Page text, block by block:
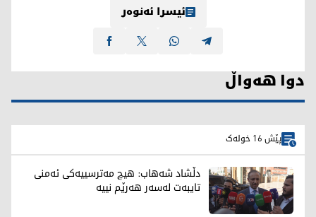
ئیسرا ئەنوەر
دوا هەواڵ
پێش 16 خولەک
دڵشاد شەهاب: هیچ مەترسییەکی ئەمنی
تایبەت لەسەر هەرێم نییە